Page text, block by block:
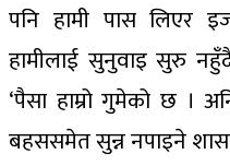
पनि हामी पास लिएर
हामीलाई सुनुवाइ सुरु
‘पैसा हाम्रो गुमेको छ ।
बहससमेत सुन्न नपाइने